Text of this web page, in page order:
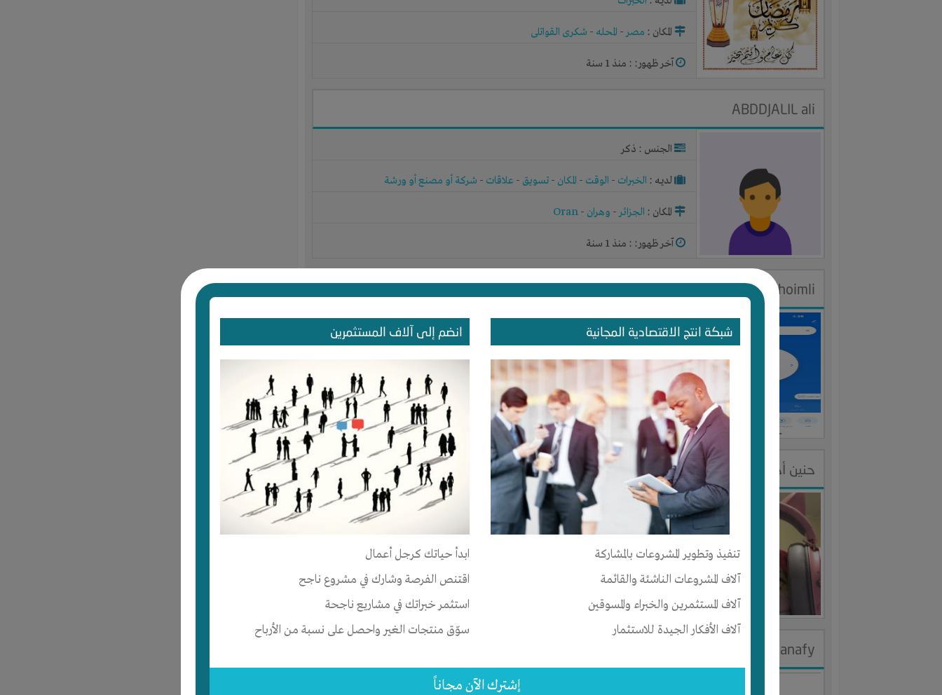
شبكة انتج الاقتصادية المجانية
تنفيذ وتطوير المشروعات بالمشاركة
آلاف المشروعات الناشئة والقائمة
آلاف المستثمرين والخبراء والمسوقين
آلاف الأفكار الجيدة للاستثمار
انضم إلى آلاف المستثمرين
ابدأ حياتك كرجل أعمال
اقتنص الفرصة وشارك في مشروع ناجح
استثمر خبراتك في مشاريع ناجحة
سوّق منتجات الغير واحصل على نسبة من الأرباح
إشترك الآن مجاناً
المكان : مصر- المحله - شكرى القواتلى
آخر ظهور: : منذ 1 سنة
ABDDJALIL ali
الجنس : ذكر
لديـه : الخبرات - الوقت - المكان - تسويق - علاقات - شركة أو مصنع أو ورشة
المكان : الجزائر- وهران -
Oran
آخر ظهور: : منذ 1 سنة
Saleem Alhoimli
الجنس : ذكر
لديـه :المال-الخبرات-تسويق
المكان : السعودية -القصيم-بريده
آخر ظهور: : منذ 1 سنة
حنين أحمد
الجنس : أنثى
المكان : الامارات العربية المتحدة
آخر ظهور: : منذ 1 سنة
ayman al hanafy